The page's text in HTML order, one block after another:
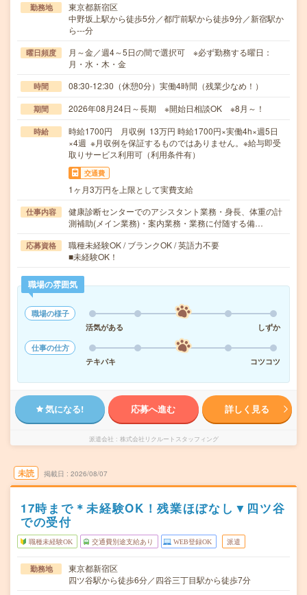
勤務地
東京都新宿区
中野坂上駅から徒歩5分／都庁前駅から徒歩9分／新宿駅か
ら---分
曜日頻度
月～金／週4～5日の間で選択可 ※必ず勤務する曜日：
月・水・木・金
時間 08:30-12:30（休憩0分）実働4時間（残業少なめ！）
期間 2026年08月24日～長期 ※開始日相談OK ※8月～！
時給
時給1700円 月収例 13万円 時給1700円×実働4h×週5日
×4週 ※月収例を保証するものではありません。※給与即受
取りサービス利用可（利用条件有）
交通費
1ヶ月3万円を上限として実費支給
仕事内容
健康診断センターでのアシスタント業務・身長、体重の計
測補助(メイン業務)・案内業務・業務に付随する備…
応募資格
職種未経験OK / ブランクOK / 英語力不要
■未経験OK！
職場の雰囲気
職場の様子
活気がある
しずか
仕事の仕方
テキパキ
コツコツ
気になる! 応募へ進む 詳しく見る
派遣会社 株式会社リクルートスタッフィング
未読 掲載日 2026/08/07
17時まで＊未経験OK！残業ほぼなし▼四ツ谷
での受付
職種未経験OK 交通費別途支給あり WEB登録OK 派遣
勤務地
東京都新宿区
四ツ谷駅から徒歩6分／四谷三丁目駅から徒歩7分